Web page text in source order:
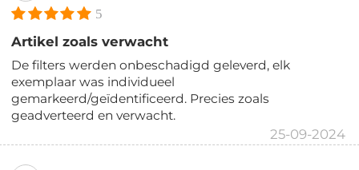
5
Artikel zoals verwacht
De filters werden onbeschadigd geleverd, elk
exemplaar was individueel
gemarkeerd/geïdentificeerd. Precies zoals
geadverteerd en verwacht.
25-09-2024